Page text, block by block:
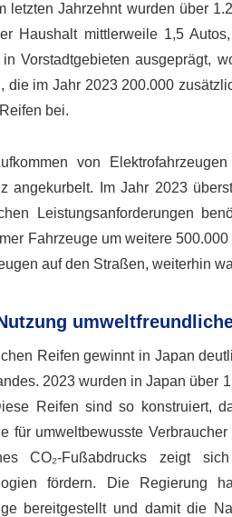
letzten Jahrzehnt wurden über
Haushalt mittlerweile 1,5
Vorstadtgebieten ausgeprägt,
die im Jahr 2023 200.000
bei.
von
angekurbelt. Im Jahr 2023
Leistungsanforderungen
Fahrzeuge um weitere
auf den Straßen, weiterhin
Reifen gewinnt in Japan
2023 wurden in Japan über
Reifen sind so konstruiert,
für umweltbewusste
CO₂-Fußabdrucks zeigt
fördern. Die
bereitgestellt und damit die